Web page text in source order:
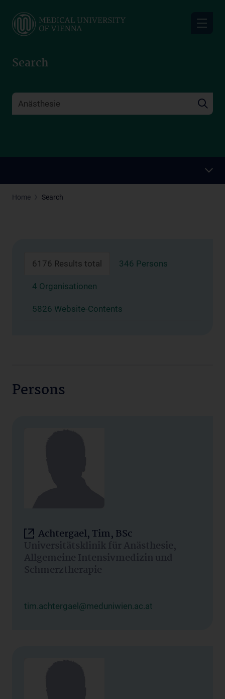
main
Search
Home Search
6176 Results total 346 Persons
4 Organisationen
5826 Website-Contents
Persons
Achtergael, Tim, BSc
Universitätsklinik für Anästhesie,
Allgemeine Intensivmedizin und
Schmerztherapie
tim.achtergael@meduniwien.ac.at